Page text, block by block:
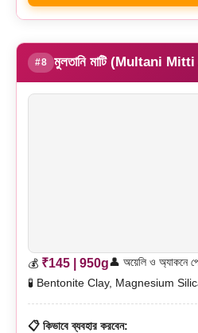
#8 মুলতানি মাটি (Multani
💰 ₹145 | 950g👤 অয়েলি ও অ্যাকনে
🧪 Bentonite Clay, Magnesium
📋 কিভাবে ব্যবহার করবেন: